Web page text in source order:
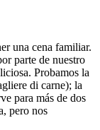
una cena familiar.
parte de nuestro
Probamos la
di carne); la
para más de dos
pero nos